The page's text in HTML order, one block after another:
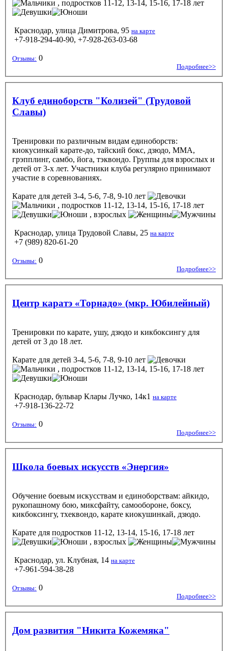
, подростков 11-12, 13-14, 15-16, 17-18 лет
Краснодар, улица Димитрова, 95 на карте
+7-918-294-40-90, +7-928-263-03-68
Отзывы: 0
Подробнее>>
Клуб единоборств "Колизей" (Трудовой
Славы)
Тренировки по различным видам единоборств:
киокусинкай карате-до, тайский бокс, дзюдо, MMA,
грэпплинг, самбо, йога, тэквондо. Группы для взрослых и
детей от 3-х лет. Участники клуба регулярно принимают
участие в соревнованиях.
Карате для детей 3-4, 5-6, 7-8, 9-10 лет
, подростков 11-12, 13-14, 15-16, 17-18 лет
, взрослых
Краснодар, улица Трудовой Славы, 25 на карте
+7 (989) 820-61-20
Отзывы: 0
Подробнее>>
Центр каратэ «Торнадо» (мкр. Юбилейный)
Тренировки по карате, ушу, дзюдо и кикбоксингу для
детей от 3 до 18 лет.
Карате для детей 3-4, 5-6, 7-8, 9-10 лет
, подростков 11-12, 13-14, 15-16, 17-18 лет
Краснодар, бульвар Клары Лучко, 14к1 на карте
+7-918-136-22-72
Отзывы: 0
Подробнее>>
Школа боевых искусств «Энергия»
Обучение боевым искусствам и единоборствам: айкидо,
рукопашному бою, миксфайту, самообороне, боксу,
кикбоксингу, тхеквондо, карате киокушинкай, дзюдо.
Карате для подростков 11-12, 13-14, 15-16, 17-18 лет
, взрослых
Краснодар, ул. Клубная, 14 на карте
+7-961-594-38-28
Отзывы: 0
Подробнее>>
Дом развития "Никита Кожемяка"